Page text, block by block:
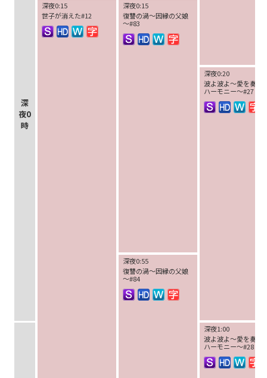
深
夜0
時
深夜0:15
世子が消えた#12
深夜0:15
復讐の渦～因縁の父娘
～#83
深夜0:20
波よ波よ～愛を奏で
ハーモニー～#27
深夜0:55
復讐の渦～因縁の父娘
～#84
深夜1:00
波よ波よ～愛を奏で
ハーモニー～#28